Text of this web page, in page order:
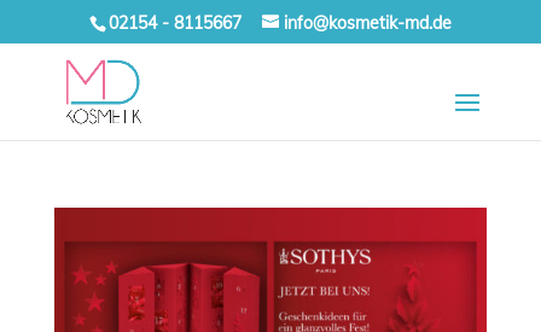
02154 - 8115667 info@kosmetik-md.de